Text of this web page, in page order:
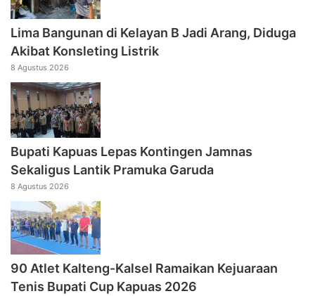
Lima Bangunan di Kelayan B Jadi Arang, Diduga
Akibat Konsleting Listrik
8 Agustus 2026
Bupati Kapuas Lepas Kontingen Jamnas
Sekaligus Lantik Pramuka Garuda
8 Agustus 2026
90 Atlet Kalteng-Kalsel Ramaikan Kejuaraan
Tenis Bupati Cup Kapuas 2026